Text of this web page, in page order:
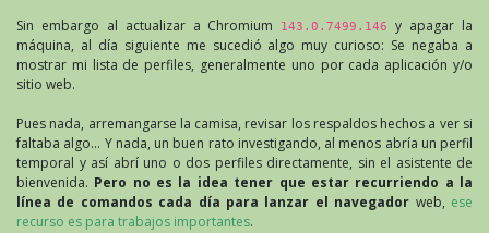
Sin embargo al actualizar a Chromium 143.0.7499.146
y apagar la
máquina, al día siguiente me sucedió algo muy curioso: Se negaba a
mostrar mi lista de perfiles, generalmente uno por cada aplicación y/o
sitio web.
Pues nada, arremangarse la camisa, revisar los respaldos hechos a ver si
faltaba algo… Y nada, un buen rato investigando, al menos abría un perfil
temporal y así abrí uno o dos perfiles directamente, sin el asistente de
bienvenida. Pero no es la idea tener que estar recurriendo a la
línea de comandos cada día para lanzar el navegador web, ese
recurso es para trabajos importantes.